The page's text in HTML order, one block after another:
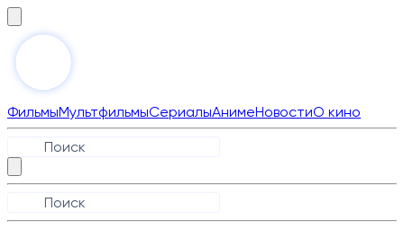
ФильмыМультфильмыСериалыАнимеНовостиО кино